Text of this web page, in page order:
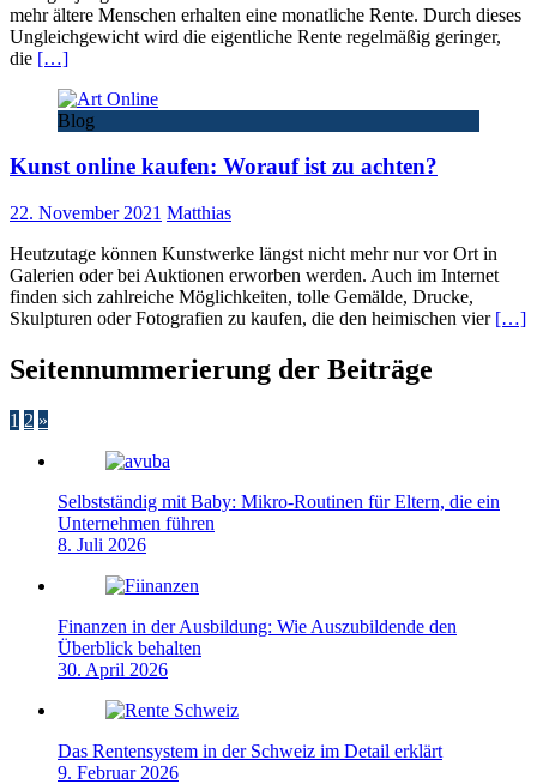
mehr ältere Menschen erhalten eine monatliche Rente. Durch dieses
Ungleichgewicht wird die eigentliche Rente regelmäßig geringer,
die […]
Blog
Kunst online kaufen: Worauf ist zu achten?
22. November 2021 Matthias
Heutzutage können Kunstwerke längst nicht mehr nur vor Ort in
Galerien oder bei Auktionen erworben werden. Auch im Internet
finden sich zahlreiche Möglichkeiten, tolle Gemälde, Drucke,
Skulpturen oder Fotografien zu kaufen, die den heimischen vier […]
Seitennummerierung der Beiträge
1 2 »
Selbstständig mit Baby: Mikro-Routinen für Eltern, die ein
Unternehmen führen
8. Juli 2026
Finanzen in der Ausbildung: Wie Auszubildende den
Überblick behalten
30. April 2026
Das Rentensystem in der Schweiz im Detail erklärt
9. Februar 2026